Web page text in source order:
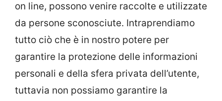
on line, possono venire raccolte e utilizzate
da persone sconosciute. Intraprendiamo
tutto ciò che è in nostro potere per
garantire la protezione delle informazioni
personali e della sfera privata dell’utente,
tuttavia non possiamo garantire la